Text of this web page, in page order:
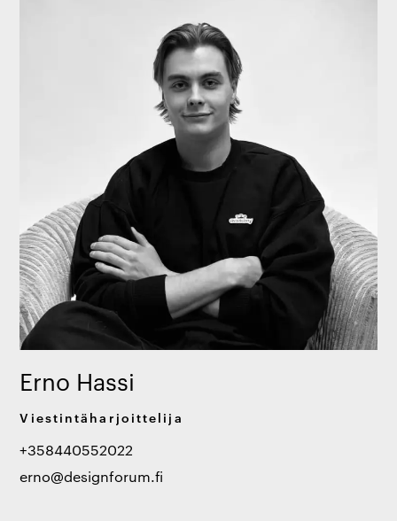
Erno Hassi
Viestintäharjoittelija
+358440552022
erno@designforum.fi